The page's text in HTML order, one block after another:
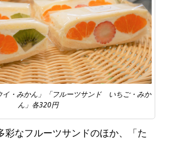
イ・みかん」「フルーツサンド いちご・みか
ん」各320円
彩なフルーツサンドのほか、「た